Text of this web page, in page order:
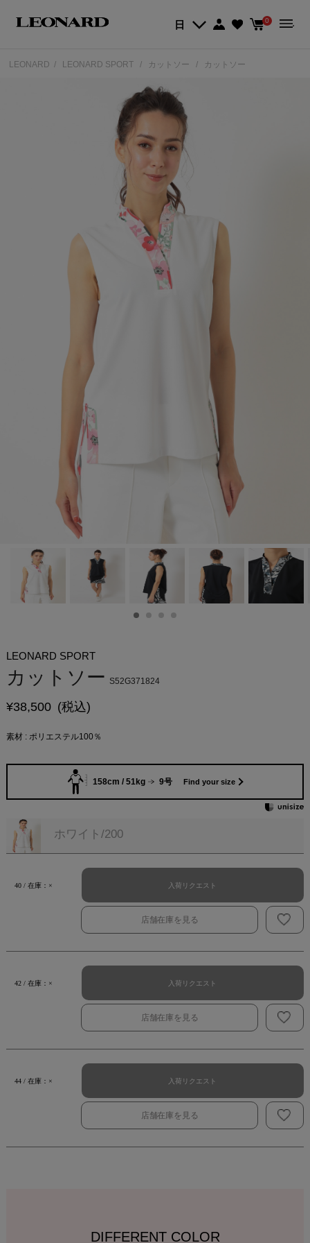
日 0
LEONARD LEONARD SPORT カットソー カットソー
LEONARD SPORT
カットソー S52G371824
¥38,500 (税込)
素材 : ポリエステル100％
158cm / 51kg 9号 Find your size
ホワイト/200
40 / 在庫：× 入荷リクエスト
店舗在庫を見る
42 / 在庫：× 入荷リクエスト
店舗在庫を見る
44 / 在庫：× 入荷リクエスト
店舗在庫を見る
DIFFERENT COLOR